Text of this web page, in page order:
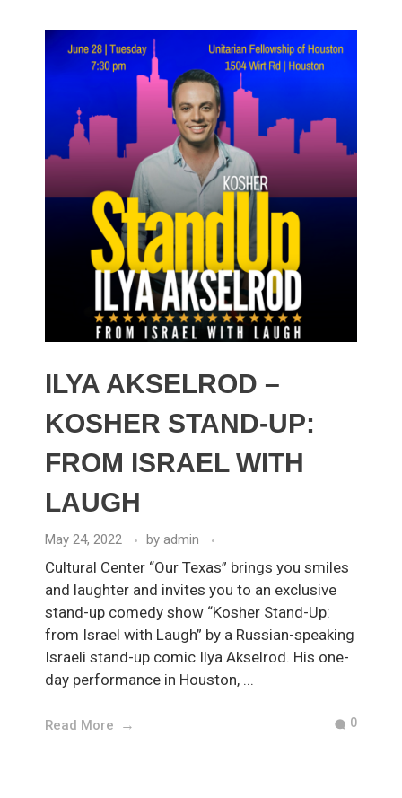
ILYA AKSELROD –
KOSHER STAND-UP:
FROM ISRAEL WITH
LAUGH
May 24, 2022 by admin
Cultural Center “Our Texas” brings you smiles
and laughter and invites you to an exclusive
stand-up comedy show “Kosher Stand-Up:
from Israel with Laugh” by a Russian-speaking
Israeli stand-up comic Ilya Akselrod. His one-
day performance in Houston, ...
Read More 0